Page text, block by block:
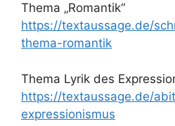
Thema „Romantik“
https://textaussage.de/
thema-romantik
Thema Lyrik des
https://textaussage.de/
expressionismus